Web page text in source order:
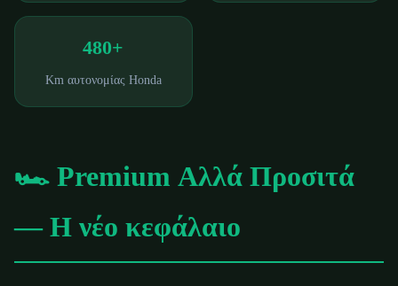
480+
Km αυτονομίας Honda
🏎️ Premium Αλλά Προσιτά
— Η νέο κεφάλαιο